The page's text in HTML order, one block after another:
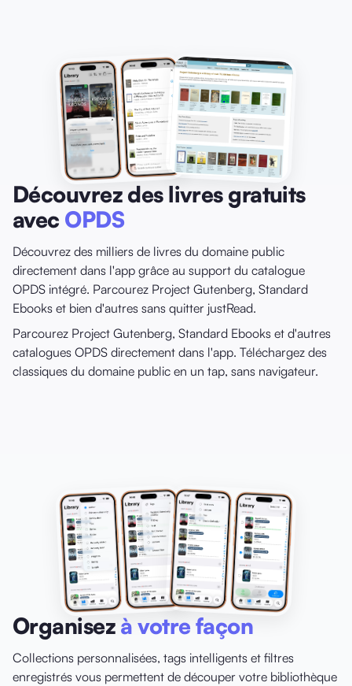
Découvrez des livres gratuits
avec OPDS
Découvrez des milliers de livres du domaine public
directement dans l'app grâce au support du catalogue
OPDS intégré. Parcourez Project Gutenberg, Standard
Ebooks et bien d'autres sans quitter justRead.
Parcourez Project Gutenberg, Standard Ebooks et d'autres
catalogues OPDS directement dans l'app. Téléchargez des
classiques du domaine public en un tap, sans navigateur.
Organisez à votre façon
Collections personnalisées, tags intelligents et filtres
enregistrés vous permettent de découper votre bibliothèque